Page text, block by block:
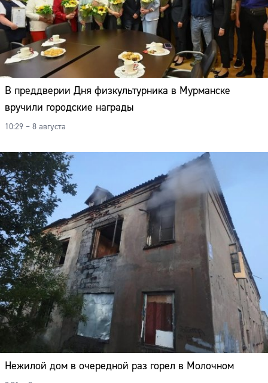
В преддверии Дня физкультурника в Мурманске
вручили городские награды
10:29 – 8 августа
Нежилой дом в очередной раз горел в Молочном